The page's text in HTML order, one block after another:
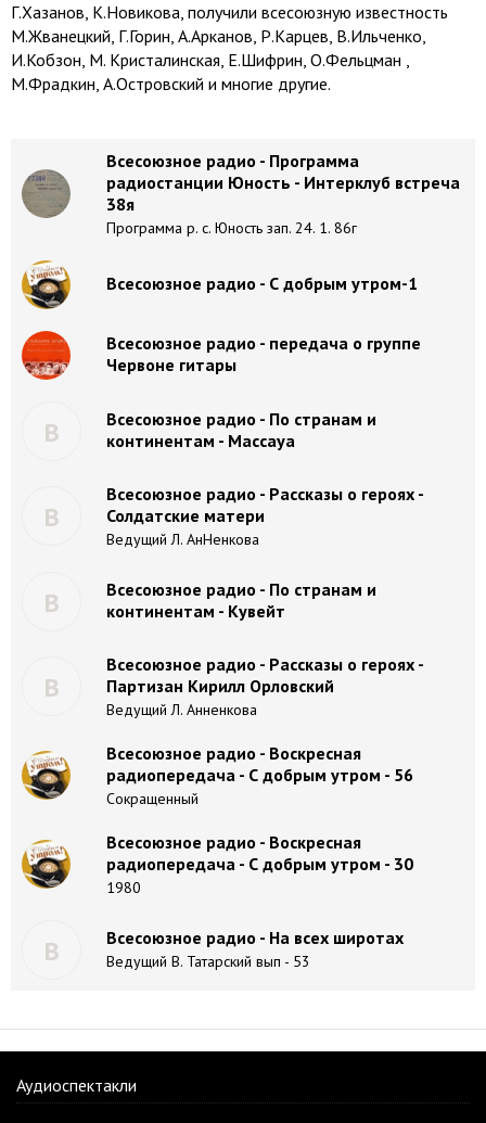
Г.Хазанов, К.Новикова, получили всесоюзную известность
М.Жванецкий, Г.Горин, А.Арканов, Р.Карцев, В.Ильченко,
И.Кобзон, М. Кристалинская, Е.Шифрин, О.Фельцман ,
М.Фрадкин, А.Островский и многие другие.
Всесоюзное радио - Программа
радиостанции Юность - Интерклуб встреча
38я
Программа р. с. Юность зап. 24. 1. 86г
Всесоюзное радио - С добрым утром-1
Всесоюзное радио - передача о группе
Червоне гитары
В
Всесоюзное радио - По странам и
континентам - Массауа
В
Всесоюзное радио - Рассказы о героях -
Солдатские матери
Ведущий Л. АнНенкова
В
Всесоюзное радио - По странам и
континентам - Кувейт
В
Всесоюзное радио - Рассказы о героях -
Партизан Кирилл Орловский
Ведущий Л. Анненкова
Всесоюзное радио - Воскресная
радиопередача - С добрым утром - 56
Сокращенный
Всесоюзное радио - Воскресная
радиопередача - С добрым утром - 30
1980
В Всесоюзное радио - На всех широтах
Ведущий В. Татарский вып - 53
Аудиоспектакли